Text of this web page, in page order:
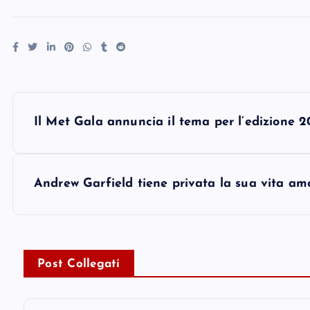
Il Met Gala annuncia il tema per l’edizione
Andrew Garfield tiene privata la sua vita
Post Collegati